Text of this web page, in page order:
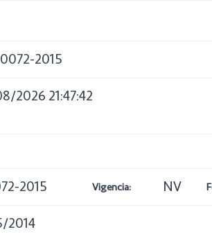
2015
2026 21:47:42
2015 Vigencia: NV
2014